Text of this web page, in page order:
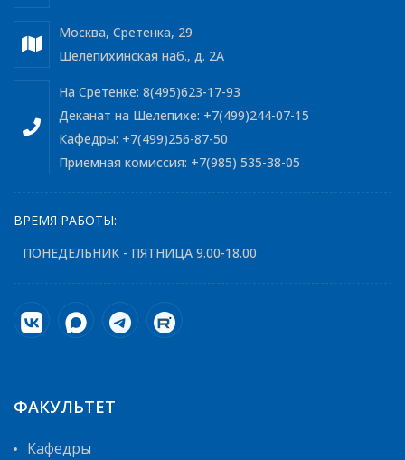
Москва, Сретенка, 29
Шелепихинская наб., д. 2А
На Сретенке: 8(495)623-17-93
Деканат на Шелепихе: +7(499)244-07-15
Кафедры: +7(499)256-87-50
Приемная комиссия: +7(985) 535-38-05
ВРЕМЯ РАБОТЫ:
ПОНЕДЕЛЬНИК - ПЯТНИЦА 9.00-18.00
ФАКУЛЬТЕТ
Кафедры